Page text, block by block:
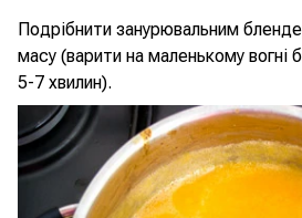
Подрібнити занурювальним
масу (варити на маленькому вогні
5-7 хвилин).